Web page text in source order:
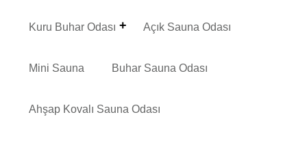
Kuru Buhar Odası Açık Sauna Odası
Mini Sauna Buhar Sauna Odası
Ahşap Kovalı Sauna Odası